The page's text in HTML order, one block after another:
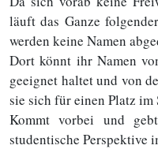
läuft das Ganze
werden keine Namen
Dort könnt ihr Namen
geeignet haltet und von
sie sich für einen Platz im
Kommt vorbei und
studentische Perspektive